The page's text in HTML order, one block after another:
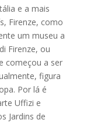
e a mais
Firenze, como
um museu a
Firenze, ou
começou a ser
figura
Por lá é
Uffizi e
Jardins de